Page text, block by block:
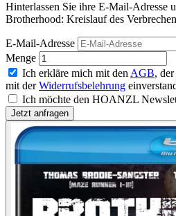
Hinterlassen Sie ihre E-Mail-Adresse
Brotherhood: Kreislauf des
E-Mail-Adresse
Menge
Ich erkläre mich mit den AGB, der
mit derWiderrufsbelehrung
Ich möchte den HOANZL